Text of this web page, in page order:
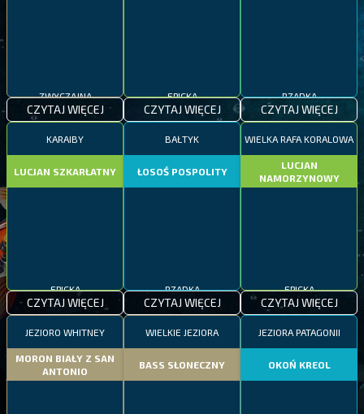
ZWYCZAJNA
CZYTAJ WIĘCEJ
EPICKA
CZYTAJ WIĘCEJ
RZADKA
CZYTAJ WIĘCEJ
KARAIBY
LUCJAN SZKARŁATNY
EPICKA
CZYTAJ WIĘCEJ
BAŁTYK
ŁOSOŚ POSPOLITY
RZADKA
CZYTAJ WIĘCEJ
WIELKA RAFA KORALOWA
LUCJAN
NAMORZYNOWY
EPICKA
CZYTAJ WIĘCEJ
JEZIORO WHITNEY
MORON BIAŁY Z SAN
ANTONIO
WIELKIE JEZIORA
BASS SŁONECZNY
JEZIORA PATAGONII
OKOŃ KREOL